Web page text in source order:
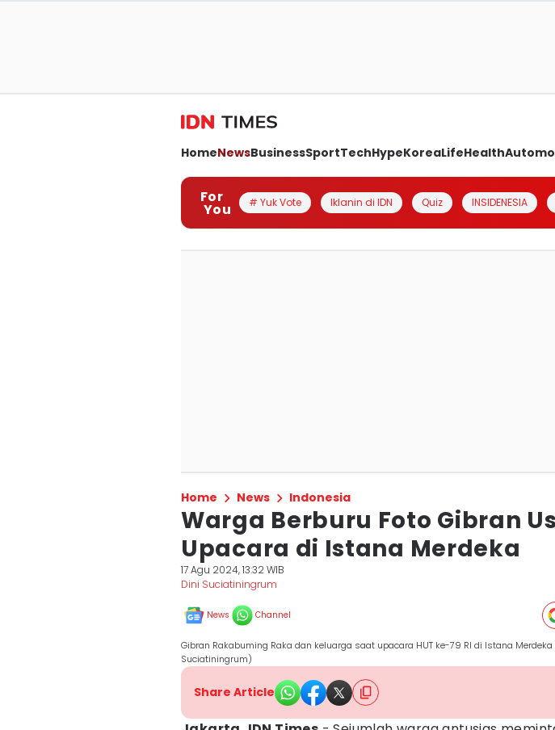
HomeNewsBusinessSportTechHypeKoreaLifeHealth
For
You # Yuk Vote Iklanin di IDN Quiz INSIDENESIA
Home News Indonesia
Warga Berburu Foto Gibran
Upacara di Istana Merdeka
17 Agu 2024, 13:32 WIB
Dini Suciatiningrum
News Channel
Gibran Rakabuming Raka dan keluarga saat upacara HUT ke-79 RI di Istana
Suciatiningrum)
Share Article